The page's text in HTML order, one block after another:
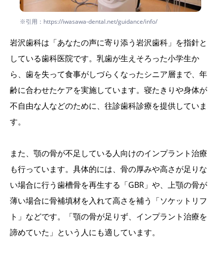
※引用：https://iwasawa-dental.net/guidance/info/
岩沢歯科は「あなたの声に寄り添う岩沢歯科」を指針と
している歯科医院です。乳歯が生えそろった小学生か
ら、歯を失って食事がしづらくなったシニア層まで、年
齢に合わせたケアを実施しています。寝たきりや身体が
不自由な人などのために、往診歯科診療を提供していま
す。
また、顎の骨が不足している人向けのインプラント治療
も行っています。具体的には、骨の厚みや高さが足りな
い場合に行う歯槽骨を再生する「GBR」や、上顎の骨が
薄い場合に骨補填材を入れて高さを補う「ソケットリフ
ト」などです。「顎の骨が足りず、インプラント治療を
諦めていた」という人にも適しています。